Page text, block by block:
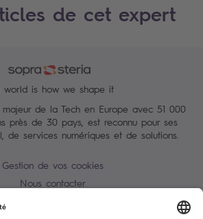
de cet expert
world is how we shape it
de la Tech en Europe avec 51 000
près de 30 pays, est reconnu pour ses
de services numériques et de solutions.
Gestion de vos cookies
Nous contacter